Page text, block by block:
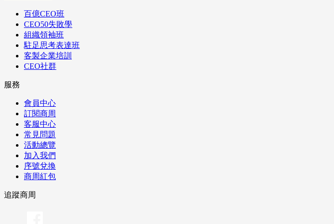
百億CEO班
CEO50失敗學
組織領袖班
駐足思考表達班
客製企業培訓
CEO社群
服務
會員中心
訂閱商周
客服中心
常見問題
活動總覽
加入我們
序號兌換
商周紅包
追蹤商周